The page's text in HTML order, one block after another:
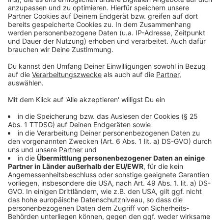
Düsseldorf-Gerresheim und Mettmann - es ist aber ein
Schienenersatzverkehr mit Bussen eingerichtet. Für
Auto- und Radfahrer ist die Straße durch das
Neandertal zwischen Erkrath und Neandertalmuseum
gesperrt - also die Mettmanner Straße. Da müsst Ihr
aktuell den Umweg über die Hochdahler Straße bis
zum Museum nehmen. Der Brand ist inzwischen soweit
Rauch auf. Es wird vor Gerüchen im Bereich Erkrath
gewarnt, Gesundheitsgefahr besteht demnach aber
nicht.
Anzeige